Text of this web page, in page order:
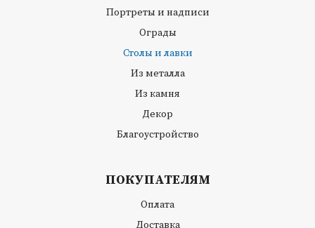
Портреты и надписи
Ограды
Столы и лавки
Из металла
Из камня
Декор
Благоустройство
ПОКУПАТЕЛЯМ
Оплата